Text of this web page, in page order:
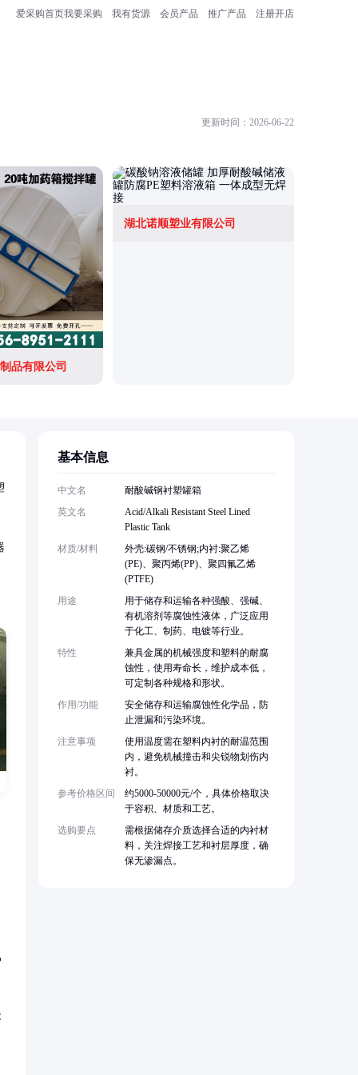
爱采购首页我要采购 我有货源 会员产品 推广产品 注册开店
更新时间：2026-06-22
品有限公司
湖北诺顺塑业有限公司
基本信息
中文名
耐酸碱钢衬塑罐箱
英文名
Acid/Alkali Resistant Steel Lined
Plastic Tank
材质/材料
外壳:碳钢/不锈钢;内衬:聚乙烯
(PE)、聚丙烯(PP)、聚四氟乙烯
(PTFE)
用途
用于储存和运输各种强酸、强碱、
有机溶剂等腐蚀性液体，广泛应用
于化工、制药、电镀等行业。
特性
兼具金属的机械强度和塑料的耐腐
蚀性，使用寿命长，维护成本低，
可定制各种规格和形状。
作用/功能
安全储存和运输腐蚀性化学品，防
止泄漏和污染环境。
注意事项
使用温度需在塑料内衬的耐温范围
内，避免机械撞击和尖锐物划伤内
衬。
参考价格区间
约5000-50000元/个，具体价格取决
于容积、材质和工艺。
选购要点
需根据储存介质选择合适的内衬材
料，关注焊接工艺和衬层厚度，确
保无渗漏点。